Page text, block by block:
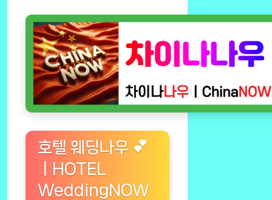
호텔 웨딩나우 💕
ㅣHOTEL
WeddingNOW